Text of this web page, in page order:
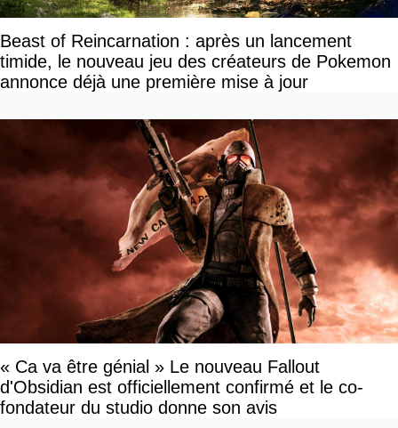
Beast of Reincarnation : après un lancement
timide, le nouveau jeu des créateurs de Pokemon
annonce déjà une première mise à jour
« Ca va être génial » Le nouveau Fallout
d'Obsidian est officiellement confirmé et le co-
fondateur du studio donne son avis